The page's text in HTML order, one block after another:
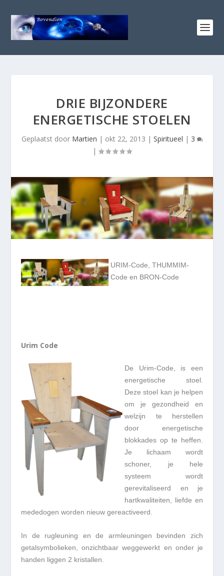
DRIE BIJZONDERE
ENERGETISCHE STOELEN
Geplaatst door Martien | okt 22, 2013 | Spiritueel | 3
|
URIM-Code, THUMMIM-
Code en BRON-Code
Urim Code
De Urim-Code, is een
energetische stoel.
Deze stoel kan je helpen
om je gezondheid en
welzijn te herstellen
door energetische
blokkades op te heffen.
Je lichaam wordt
schoner, je hele
systeem wordt
gerevitaliseerd en je
hartkwaliteiten, liefde en
mededogen worden nieuw gereactiveerd.
In de rugleuning en de armleuningen bevinden zich
getalsymbolieken, onzichtbaar weggewerkt en onder je
handen liggen 2 kristallen.